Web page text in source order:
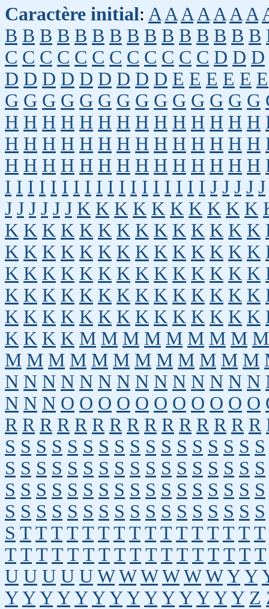
Caractère initial: A A A A A A A
B B B B B B B B B B B B B B B
C C C C C C C C C C C C D D D
D D D D D D D D D E E E E E E
G G G G G G G G G G G G G G
H H H H H H H H H H H H H H
H H H H H H H H H H H H H H
H H H H H H H H H H H H H H
I I I I I I I I I I I I I I I I I I J J J J J
J J J J J J K K K K K K K K K K
K K K K K K K K K K K K K K
K K K K K K K K K K K K K K
K K K K K K K K K K K K K K
K K K K K K K K K K K K K K
K K K K K K K K K K K K K K
K K K K M M M M M M M M M
M M M M M M M M M M M M
N N N N N N N N N N N N N N
N N N O O O O O O O O O O O
R R R R R R R R R R R R R R R
S S S S S S S S S S S S S S S S S
S S S S S S S S S S S S S S S S S
S S S S S S S S S S S S S S S S S
S S S S S S S S S S S S S S S S S
S T T T T T T T T T T T T T T T T
T T T T T T T T T T T T T T T T T
U U U U U W W W W W W Y Y
Y Y Y Y Y Y Y Y Y Y Y Y Y Y Z